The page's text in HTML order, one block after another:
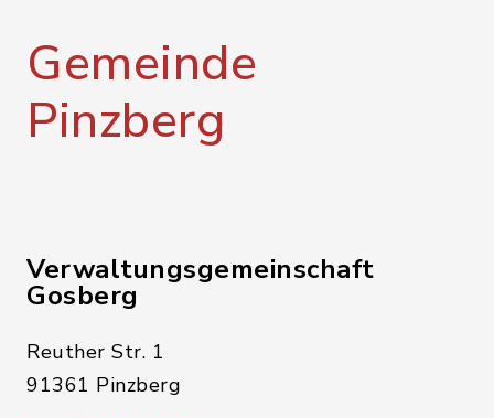
Gemeinde
Pinzberg
Verwaltungsgemeinschaft
Gosberg
Reuther Str. 1
91361 Pinzberg